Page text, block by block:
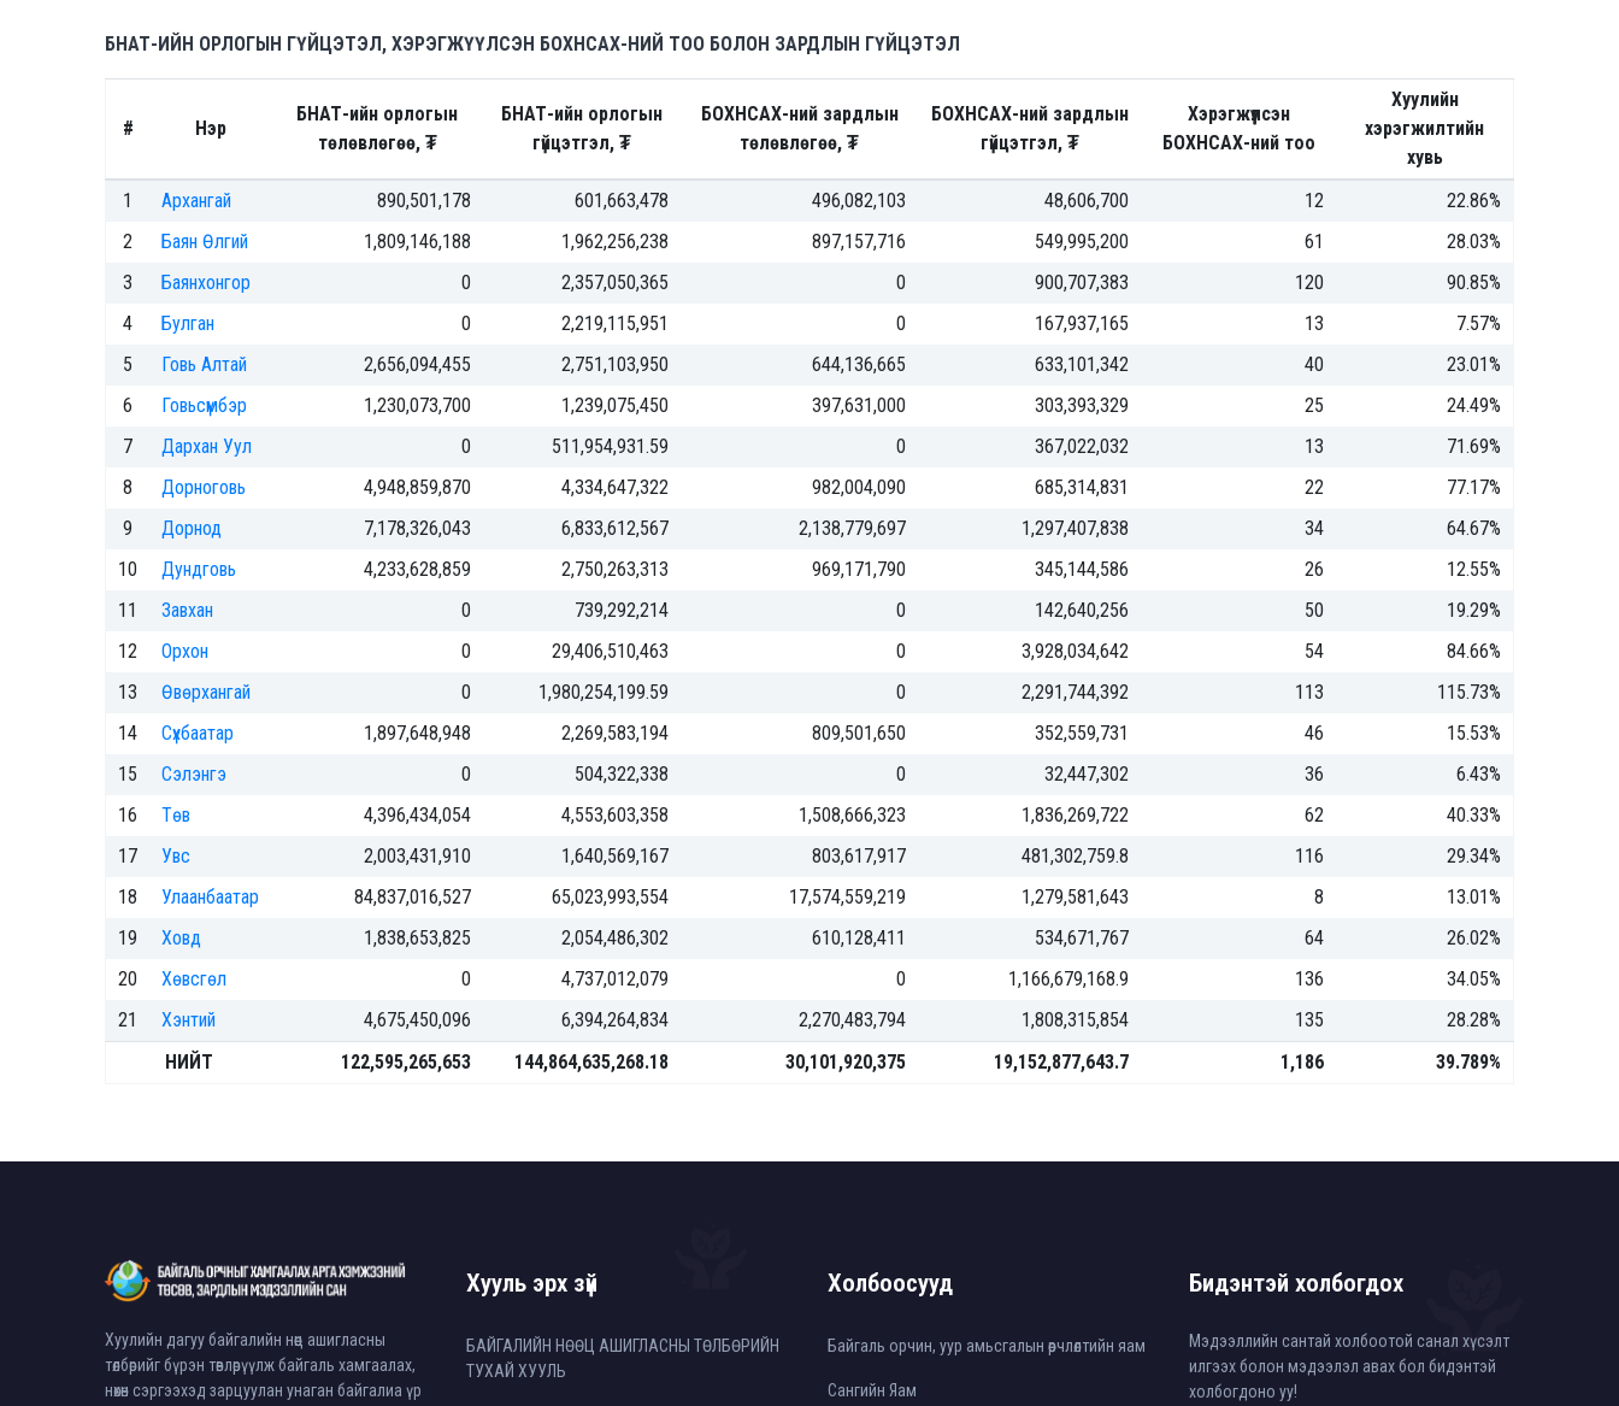
БНАТ-ИЙН ОРЛОГЫН ГҮЙЦЭТЭЛ, ХЭРЭГЖҮҮЛСЭН БОХНСАХ-НИЙ ТОО БОЛОН ЗАРДЛЫН ГҮЙЦЭТЭЛ
# Нэр
БНАТ-ийн орлогын
төлөвлөгөө, ₮
БНАТ-ийн орлогын
гүйцэтгэл, ₮
БОХНСАХ-ний зардлын
төлөвлөгөө, ₮
БОХНСАХ-ний зардлын
гүйцэтгэл, ₮
Хэрэгжүүлсэн
БОХНСАХ-ний тоо
Хуулийн
хэрэгжилтийн
хувь
1
Архангай 890,501,178 601,663,478 496,082,103 48,606,700 12
22.86%
2
Баян Өлгий 1,809,146,188 1,962,256,238 897,157,716 549,995,200 61
28.03%
3
Баянхонгор 0 2,357,050,365 0 900,707,383 120
90.85%
4
Булган 0 2,219,115,951 0 167,937,165 13
7.57%
5
Говь Алтай 2,656,094,455 2,751,103,950 644,136,665 633,101,342 40
23.01%
6
Говьсүмбэр 1,230,073,700 1,239,075,450 397,631,000 303,393,329 25
24.49%
7
Дархан Уул 0 511,954,931.59 0 367,022,032 13
71.69%
8
Дорноговь 4,948,859,870 4,334,647,322 982,004,090 685,314,831 22
77.17%
9
Дорнод 7,178,326,043 6,833,612,567 2,138,779,697 1,297,407,838 34
64.67%
10
Дундговь 4,233,628,859 2,750,263,313 969,171,790 345,144,586 26
12.55%
11
Завхан 0 739,292,214 0 142,640,256 50
19.29%
12
Орхон 0 29,406,510,463 0 3,928,034,642 54
84.66%
13
Өвөрхангай 0 1,980,254,199.59 0 2,291,744,392 113
115.73%
14
Сүхбаатар 1,897,648,948 2,269,583,194 809,501,650 352,559,731 46
15.53%
15
Сэлэнгэ 0 504,322,338 0 32,447,302 36
6.43%
16
Төв 4,396,434,054 4,553,603,358 1,508,666,323 1,836,269,722 62
40.33%
17
Увс 2,003,431,910 1,640,569,167 803,617,917 481,302,759.8 116
29.34%
18
Улаанбаатар 84,837,016,527 65,023,993,554 17,574,559,219 1,279,581,643 8
13.01%
19
Ховд 1,838,653,825 2,054,486,302 610,128,411 534,671,767 64
26.02%
20
Хөвсгөл 0 4,737,012,079 0 1,166,679,168.9 136
34.05%
21
Хэнтий 4,675,450,096 6,394,264,834 2,270,483,794 1,808,315,854 135
28.28%
НИЙТ
122,595,265,653 144,864,635,268.18 30,101,920,375 19,152,877,643.7 1,186 39.789%
Хуулийн дагуу байгалийн нөөц ашигласны
төлбөрийг бүрэн төвлөрүүлж байгаль хамгаалах,
нөхөн сэргээхэд зарцуулан унаган байгалиа үр
Хууль эрх зүй
БАЙГАЛИЙН НӨӨЦ АШИГЛАСНЫ ТӨЛБӨРИЙН
ТУХАЙ ХУУЛЬ
Холбоосууд
Байгаль орчин, уур амьсгалын өөрчлөлтийн яам
Сангийн Яам
Бидэнтэй холбогдох
Мэдээллийн сантай холбоотой санал хүсэлт
илгээх болон мэдээлэл авах бол бидэнтэй
холбогдоно уу!